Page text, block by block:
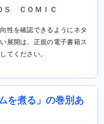
Ｓ ＣＯＭＩＣ
性を確認できるようにネタ
展開は、正規の電子書籍ス
てください。
を煮る」の巻別あ